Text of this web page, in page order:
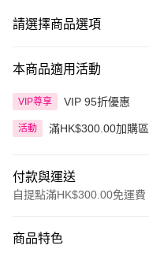
請選擇商品選項
本商品適用活動
VIP尊享 VIP 95折優惠
活動 滿HK$300.00加購區
付款與運送
自提點滿HK$300.00免運費
信用卡
商品特色